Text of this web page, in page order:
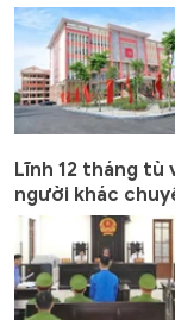
Lĩnh 12 tháng tù
người khác